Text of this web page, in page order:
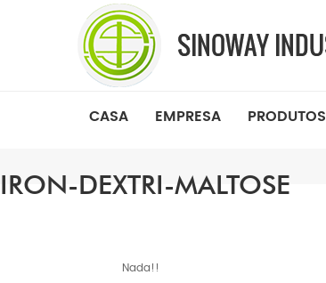
CASA EMPRESA PRODUTOS
IRON-DEXTRI-MALTOSE
Nada!!